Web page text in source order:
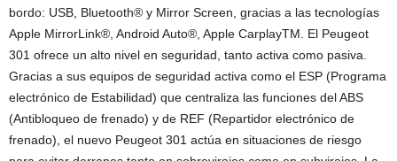
bordo: USB, Bluetooth® y Mirror Screen, gracias a las tecnologías
Apple MirrorLink®, Android Auto®, Apple CarplayTM. El Peugeot
301 ofrece un alto nivel en seguridad, tanto activa como pasiva.
Gracias a sus equipos de seguridad activa como el ESP (Programa
electrónico de Estabilidad) que centraliza las funciones del ABS
(Antibloqueo de frenado) y de REF (Repartidor electrónico de
frenado), el nuevo Peugeot 301 actúa en situaciones de riesgo